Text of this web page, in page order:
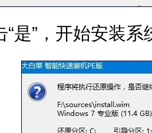
“是”，开始安装系